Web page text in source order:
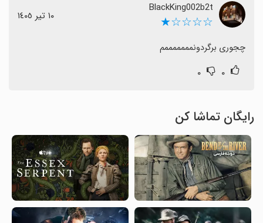
BlackKing002b2t
☆☆☆☆★ ١٠ تیر ١٤٠٥
چجوری برگردونمممممممم
۰ ۰
رایگان تماشا کن